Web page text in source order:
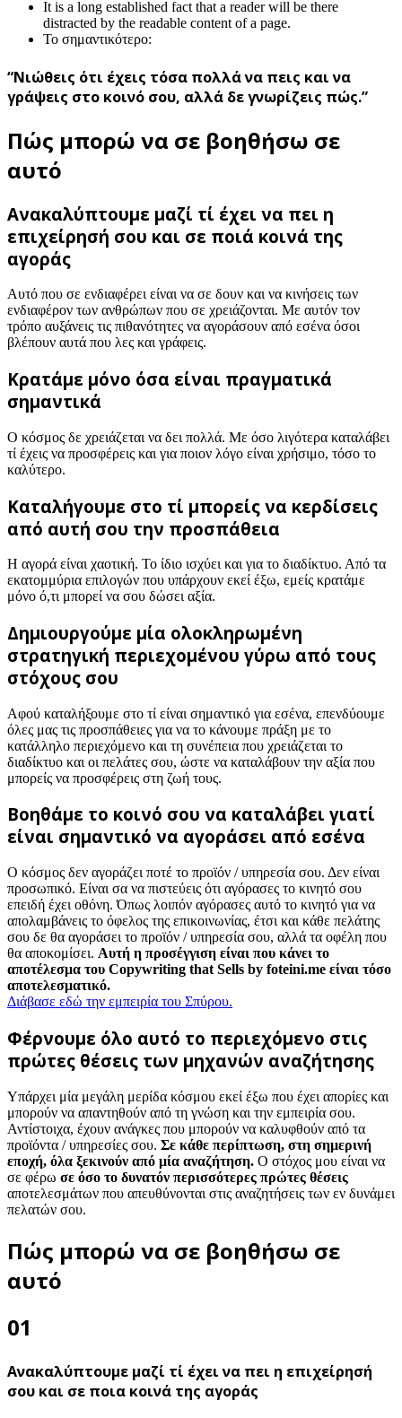
It is a long established fact that a reader will be there
distracted by the readable content of a page.
Το σημαντικότερο:
“Νιώθεις ότι έχεις τόσα πολλά να πεις και να
γράψεις στο κοινό σου, αλλά δε γνωρίζεις πώς.”
Πώς μπορώ να σε βοηθήσω σε
αυτό
Ανακαλύπτουμε μαζί τί έχει να πει η
επιχείρησή σου και σε ποιά κοινά της
αγοράς
Αυτό που σε ενδιαφέρει είναι να σε δουν και να κινήσεις των
ενδιαφέρον των ανθρώπων που σε χρειάζονται. Με αυτόν τον
τρόπο αυξάνεις τις πιθανότητες να αγοράσουν από εσένα όσοι
βλέπουν αυτά που λες και γράφεις.
Κρατάμε μόνο όσα είναι πραγματικά
σημαντικά
Ο κόσμος δε χρειάζεται να δει πολλά. Με όσο λιγότερα καταλάβει
τί έχεις να προσφέρεις και για ποιον λόγο είναι χρήσιμο, τόσο το
καλύτερο.
Καταλήγουμε στο τί μπορείς να κερδίσεις
από αυτή σου την προσπάθεια
Η αγορά είναι χαοτική. Το ίδιο ισχύει και για το διαδίκτυο. Από τα
εκατομμύρια επιλογών που υπάρχουν εκεί έξω, εμείς κρατάμε
μόνο ό,τι μπορεί να σου δώσει αξία.
Δημιουργούμε μία ολοκληρωμένη
στρατηγική περιεχομένου γύρω από τους
στόχους σου
Αφού καταλήξουμε στο τί είναι σημαντικό για εσένα, επενδύουμε
όλες μας τις προσπάθειες για να το κάνουμε πράξη με το
κατάλληλο περιεχόμενο και τη συνέπεια που χρειάζεται το
διαδίκτυο και οι πελάτες σου, ώστε να καταλάβουν την αξία που
μπορείς να προσφέρεις στη ζωή τους.
Βοηθάμε το κοινό σου να καταλάβει γιατί
είναι σημαντικό να αγοράσει από εσένα
Ο κόσμος δεν αγοράζει ποτέ το προϊόν / υπηρεσία σου. Δεν είναι
προσωπικό. Είναι σα να πιστεύεις ότι αγόρασες το κινητό σου
επειδή έχει οθόνη. Όπως λοιπόν αγόρασες αυτό το κινητό για να
απολαμβάνεις το όφελος της επικοινωνίας, έτσι και κάθε πελάτης
σου δε θα αγοράσει το προϊόν / υπηρεσία σου, αλλά τα οφέλη που
θα αποκομίσει. Αυτή η προσέγγιση είναι που κάνει το
αποτέλεσμα του Copywriting that Sells by foteini.me είναι τόσο
αποτελεσματικό.
Διάβασε εδώ την εμπειρία του Σπύρου.
Φέρνουμε όλο αυτό το περιεχόμενο στις
πρώτες θέσεις των μηχανών αναζήτησης
Υπάρχει μία μεγάλη μερίδα κόσμου εκεί έξω που έχει απορίες και
μπορούν να απαντηθούν από τη γνώση και την εμπειρία σου.
Αντίστοιχα, έχουν ανάγκες που μπορούν να καλυφθούν από τα
προϊόντα / υπηρεσίες σου. Σε κάθε περίπτωση, στη σημερινή
εποχή, όλα ξεκινούν από μία αναζήτηση. Ο στόχος μου είναι να
σε φέρω σε όσο το δυνατόν περισσότερες πρώτες θέσεις
αποτελεσμάτων που απευθύνονται στις αναζητήσεις των εν δυνάμει
πελατών σου.
Πώς μπορώ να σε βοηθήσω σε
αυτό​
01
Ανακαλύπτουμε μαζί τί έχει να πει η επιχείρησή
σου και σε ποια κοινά της αγοράς